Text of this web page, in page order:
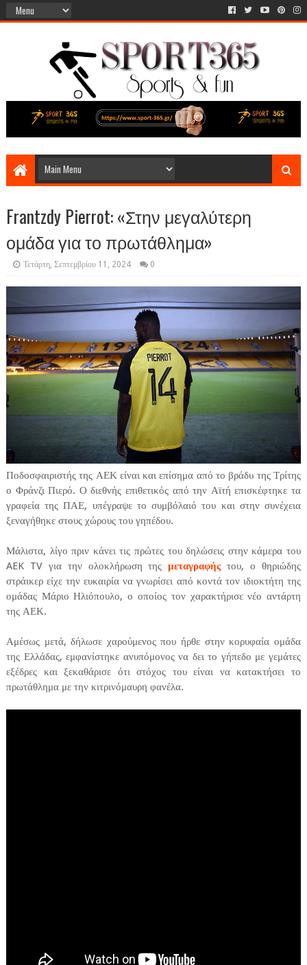
Frantzdy Pierrot: «Στην μεγαλύτερη
ομάδα για το πρωτάθλημα»
Τετάρτη, Σεπτεμβρίου 11, 2024 0
Ποδοσφαιριστής της ΑΕΚ είναι και επίσημα από το βράδυ της Τρίτης
ο Φράνζι Πιερό. Ο διεθνής επιθετικός από την Αϊτή επισκέφτηκε τα
γραφεία της ΠΑΕ, υπέγραψε το συμβόλαιό του και στην συνέχεια
ξεναγήθηκε στους χώρους του γηπέδου.
Μάλιστα, λίγο πριν κάνει τις πρώτες του δηλώσεις στην κάμερα του
AEK TV για την ολοκλήρωση τηςμεταγραφήςτου, ο θηριώδης
στράικερ είχε την ευκαιρία να γνωρίσει από κοντά τον ιδιοκτήτη της
ομάδας Μάριο Ηλιόπουλο, ο οποίος τον χαρακτήρισε νέο αντάρτη
της ΑΕΚ.
Αμέσως μετά, δήλωσε χαρούμενος που ήρθε στην κορυφαία ομάδα
της Ελλάδας, εμφανίστηκε ανυπόμονος να δει το γήπεδο με γεμάτες
εξέδρες και ξεκαθάρισε ότι στόχος του είναι να κατακτήσει το
πρωτάθλημα με την κιτρινόμαυρη φανέλα.